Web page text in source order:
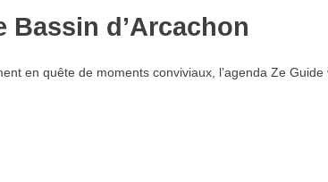
Bassin d’Arcachon
en quête de moments conviviaux, l’agenda Ze